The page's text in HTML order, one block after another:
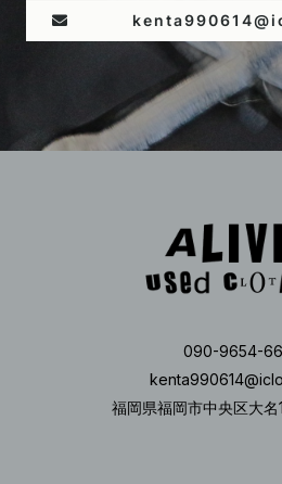
090-9654-
福岡県福岡市中央区大名